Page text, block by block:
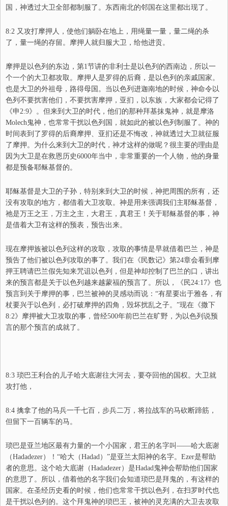
国，神透过大卫全部都制服了。东西南北的邻国在这里都出现了。
8:2 又攻打摩押人，使他们躺卧在地上，用绳量一量，量二绳的杀
了，量一绳的存留。摩押人就归服大卫，给他进贡。
摩押是以色列的东边，第1节讲的非利士是以色列的西南边，所以一
个一个的大卫都攻取。摩押人是罗得的后裔，是以色列的亲戚国家。
也是大卫的外祖母，路得母国。当以色列进迦南地的时候，神命令以
色列不要扰害他们，不要扰害摩押，亚扪，以东族，大家都会记得了
《申2:9》。但来到大卫的时代，他们的那种拜基抹鬼神 ，就是摩洛
Molech鬼神 ，也常常干扰以色列国，就如此的被以色列制服了。神的
时间表到了罗得的后裔摩押、亚扪还是不悔改，神就透过大卫就征服
了摩押。为什么来到大卫的时代，神才这样的做呢？很主要的理由是
因为大卫是在救恩历史6000年当中，非常重要的一个人物，他的身量
都是预备耶稣基督的。
耶稣基督是大卫的子孙，特别来到大卫的时候，神把周围的所有，还
没有攻取的地方，都借着大卫攻取。神是用来强调我们主耶稣基督，
祂是万王之王，万主之主，大君王，真君王！关于耶稣基督的事，神
是借着大卫有这样的预表，预告出来。
现在摩押族被以色列这样的攻取，攻取的事情是早就借着巴兰，神是
预告了他们被以色列攻取的事了。我们在《民数记》第24章会看到摩
押王聘请巴兰假先知来咒诅以色列，但是神却控制了巴兰的口，讲出
来的预言都是关于以色列越来越蒙福的预言了。所以，
《民24:17》 也
预言到关于摩押的事，巴兰被神的灵感动而说：“有星要出于雅各，有
杖要兴于以色列，必打破摩押的四角，毁坏扰乱之子。 ”现在《撒下
8:2》摩押被大卫攻取的事，曾经500年前巴兰在旷野，为以色列说预
言的那个预言的成就了。
8:3 琐巴王利合的儿子哈大底谢往大河去，要夺回他的国权。大卫就
攻打他，
8:4 擒拿了他的马兵一千七百，步兵二万，将拉战车的马砍断蹄筋，
但留下一百辆车的马。
琐巴是亚兰地区最有力量的一个小国家，君王的名字叫——哈大底谢
（Hadadezer）！“哈大（Hadad）”是亚兰太阳神的名字。 Ezer是帮助
者的意思。这个哈大底谢（Hadadezer）是Hadad鬼神会帮助他们国家
的意思了。所以，借着他的名字我们会知道琐巴是拜鬼的，有这样的
国家。在圣经历史看的时候，他们也常常干扰以色列，在扫罗时代也
是干扰以色列的。这个拜鬼神的琐巴王，被神的灵充满的大卫去攻取